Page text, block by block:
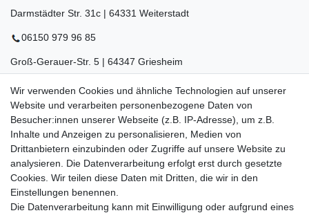
Darmstädter Str. 31c | 64331 Weiterstadt
06150 979 96 85
Groß-Gerauer-Str. 5 | 64347 Griesheim
06155 834 88 58
Eberstädter Str. 21 | 64319 Pfungstadt
06157 984 88 55
Öffnungszeiten finden Sie hier: www.topcoil.de
E-MAIL **
Newsletter
Honig
Wir verwenden Cookies und ähnliche Technologien auf unserer
Website und verarbeiten personenbezogene Daten von
Besucher:innen unserer Webseite (z.B. IP-Adresse), um z.B.
Inhalte und Anzeigen zu personalisieren, Medien von
Drittanbietern einzubinden oder Zugriffe auf unsere Website zu
analysieren. Die Datenverarbeitung erfolgt erst durch gesetzte
Cookies. Wir teilen diese Daten mit Dritten, die wir in den
Einstellungen benennen.
Die Datenverarbeitung kann mit Einwilligung oder aufgrund eines